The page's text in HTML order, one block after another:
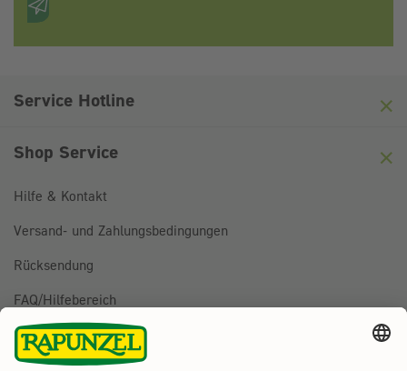
Anti-Roboter-Verifizierung
Service Hotline
Shop Service
Hilfe & Kontakt
Versand- und Zahlungsbedingungen
Rücksendung
FAQ/Hilfebereich
BESTELLUNG WIDERRUFEN